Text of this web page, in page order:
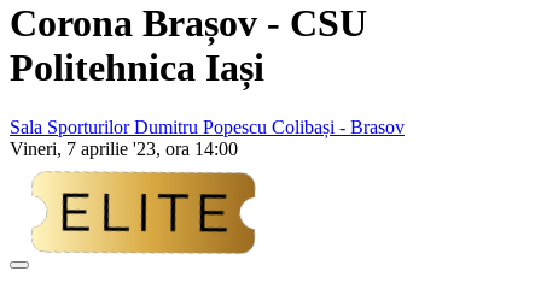
Corona Brașov - CSU
Politehnica Iași
Sala Sporturilor Dumitru Popescu Colibași - Brasov
Vineri, 7 aprilie '23, ora 14:00
Adaugă